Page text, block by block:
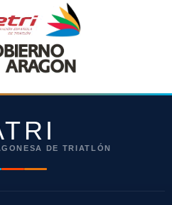
DE TRIATLÓN